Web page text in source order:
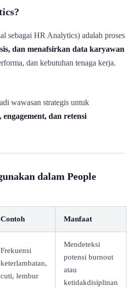
sebagai HR Analytics) adalah proses
dan menafsirkan data karyawan
dan kebutuhan tenaga kerja.
wawasan strategis untuk
dan retensi
dalam People
Contoh Manfaat
Frekuensi
keterlambatan,
cuti, lembur
Mendeteksi
potensi burnout
atau
ketidakdisiplinan